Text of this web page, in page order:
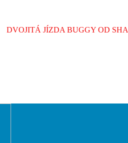
DVOJITÁ JÍZDA BUGGY OD